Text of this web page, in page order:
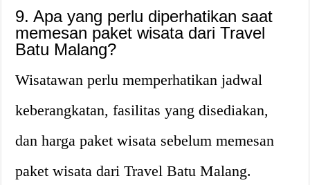
9. Apa yang perlu diperhatikan saat
memesan paket wisata dari Travel
Batu Malang?
Wisatawan perlu memperhatikan jadwal
keberangkatan, fasilitas yang disediakan,
dan harga paket wisata sebelum memesan
paket wisata dari Travel Batu Malang.